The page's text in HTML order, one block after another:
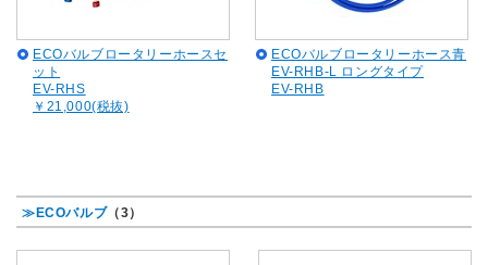
ECOバルブロータリーホースセ
ット
EV-RHS
￥21,000(税抜)
ECOバルブロータリーホース青
EV-RHB-L ロングタイプ
EV-RHB
≫ECOバルブ（3）